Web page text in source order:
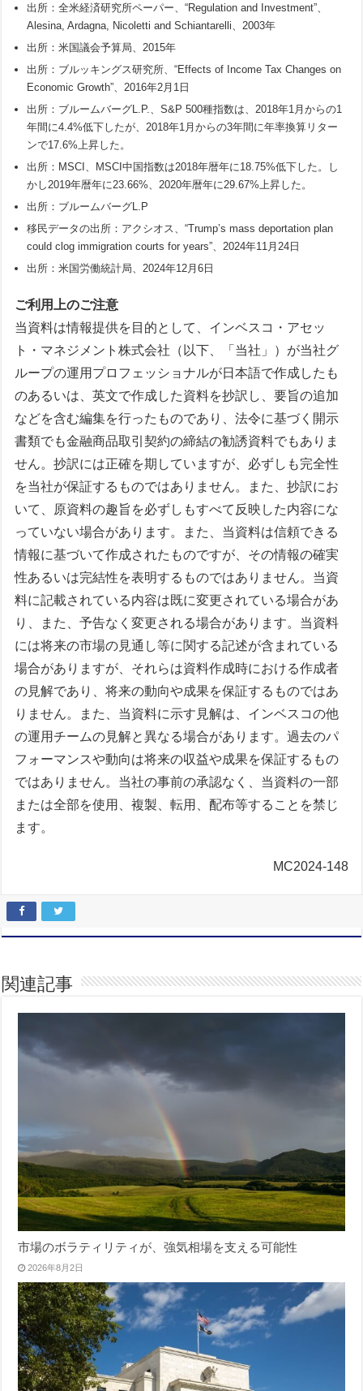
出所：全米経済研究所ペーパー、“Regulation and Investment”、
Alesina, Ardagna, Nicoletti and Schiantarelli、2003年
出所：米国議会予算局、2015年
出所：ブルッキングス研究所、“Effects of Income Tax Changes on
Economic Growth”、2016年2月1日
出所：ブルームバーグL.P.、S&P 500種指数は、2018年1月からの1
年間に4.4%低下したが、2018年1月からの3年間に年率換算リター
ンで17.6%上昇した。
出所：MSCI、MSCI中国指数は2018年暦年に18.75%低下した。し
かし2019年暦年に23.66%、2020年暦年に29.67%上昇した。
出所：ブルームバーグL.P
移民データの出所：アクシオス、“Trump’s mass deportation plan
could clog immigration courts for years”、2024年11月24日
出所：米国労働統計局、2024年12月6日
ご利用上のご注意
当資料は情報提供を目的として、インベスコ・アセッ
ト・マネジメント株式会社（以下、「当社」）が当社グ
ループの運用プロフェッショナルが日本語で作成したも
のあるいは、英文で作成した資料を抄訳し、要旨の追加
などを含む編集を行ったものであり、法令に基づく開示
書類でも金融商品取引契約の締結の勧誘資料でもありま
せん。抄訳には正確を期していますが、必ずしも完全性
を当社が保証するものではありません。また、抄訳にお
いて、原資料の趣旨を必ずしもすべて反映した内容にな
っていない場合があります。また、当資料は信頼できる
情報に基づいて作成されたものですが、その情報の確実
性あるいは完結性を表明するものではありません。当資
料に記載されている内容は既に変更されている場合があ
り、また、予告なく変更される場合があります。当資料
には将来の市場の見通し等に関する記述が含まれている
場合がありますが、それらは資料作成時における作成者
の見解であり、将来の動向や成果を保証するものではあ
りません。また、当資料に示す見解は、インベスコの他
の運用チームの見解と異なる場合があります。過去のパ
フォーマンスや動向は将来の収益や成果を保証するもの
ではありません。当社の事前の承認なく、当資料の一部
または全部を使用、複製、転用、配布等することを禁じ
ます。
MC2024-148
関連記事
市場のボラティリティが、強気相場を支える可能性
2026年8月2日